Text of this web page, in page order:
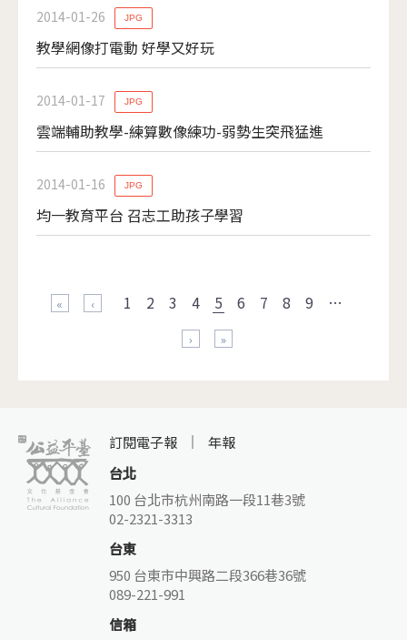
2014-01-26
教學網像打電動 好學又好玩
JPG
2014-01-17
雲端輔助教學-練算數像練功-弱勢生突飛猛進
JPG
2014-01-16
均一教育平台 召志工助孩子學習
JPG
1 2 3 4 5 6 7 8 9 …
訂閱電子報
年報
台北
100 台北市杭州南路一段11巷3號
02-2321-3313
台東
950 台東市中興路二段366巷36號
089-221-991
信箱